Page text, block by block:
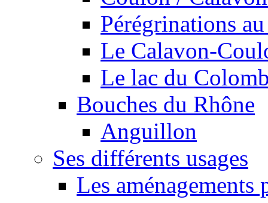
Pérégrinations
Le Calavon-
Le lac du
Bouches du Rhône
Anguillon
Ses différents usages
Les